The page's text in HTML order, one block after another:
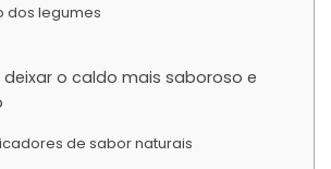
dos legumes
deixar o caldo mais saboroso e
de sabor naturais